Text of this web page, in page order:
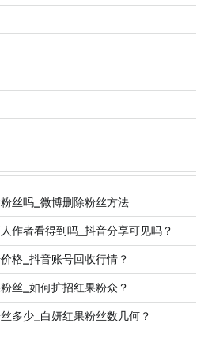
丝吗_微博删除粉丝方法
作者看得到吗_抖音分享可见吗？
格_抖音账号回收行情？
丝_如何扩招红果粉众？
多少_白妍红果粉丝数几何？